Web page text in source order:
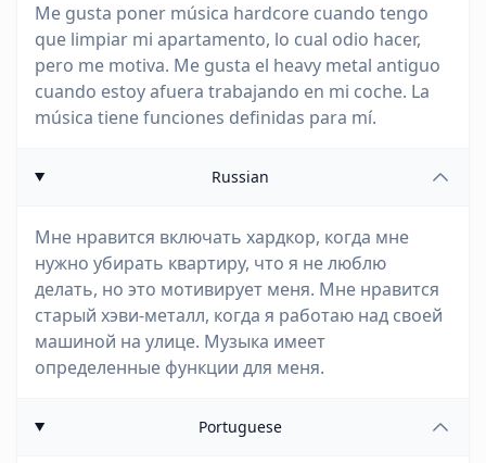
Me gusta poner música hardcore cuando tengo
que limpiar mi apartamento, lo cual odio hacer,
pero me motiva. Me gusta el heavy metal antiguo
cuando estoy afuera trabajando en mi coche. La
música tiene funciones definidas para mí.
Russian
Мне нравится включать хардкор, когда мне
нужно убирать квартиру, что я не люблю
делать, но это мотивирует меня. Мне нравится
старый хэви-металл, когда я работаю над своей
машиной на улице. Музыка имеет
определенные функции для меня.
Portuguese